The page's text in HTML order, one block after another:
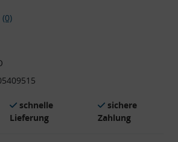
(0)
schnelle
Lieferung
sichere
Zahlung